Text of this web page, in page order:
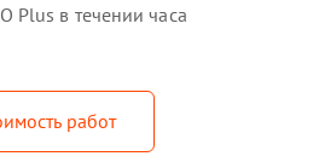
Plus в течении часа
работ